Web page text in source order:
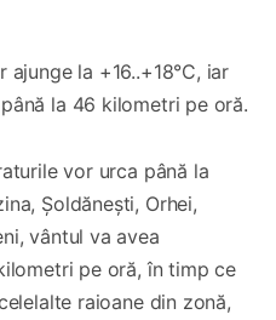
la +16..+18°C, iar
la 46 kilometri pe oră.
vor urca până la
Șoldănești, Orhei,
vântul va avea
pe oră, în timp ce
raioane din zonă,